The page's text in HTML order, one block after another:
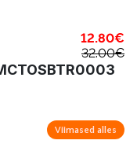
12.80€
32.00€
Viimased alles